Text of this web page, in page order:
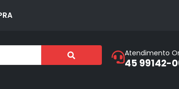
R$ 1.000
Atendimento
45 99142-